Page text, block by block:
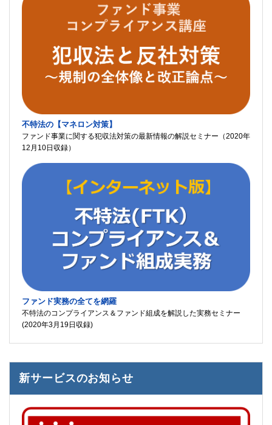
不特法の【マネロン対策】
ファンド事業に関する犯収法対策の最新情報の解説セミナー（2020年
12月10日収録）
ファンド実務の全てを網羅
不特法のコンプライアンス＆ファンド組成を解説した実務セミナー
(2020年3月19日収録)
新サービスのお知らせ